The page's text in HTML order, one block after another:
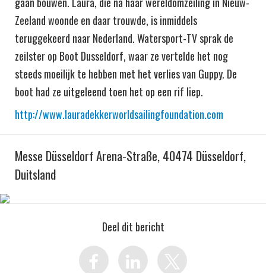
Zeeland woonde en daar trouwde, is inmiddels
teruggekeerd naar Nederland. Watersport-TV sprak de
zeilster op Boot Dusseldorf, waar ze vertelde het nog
steeds moeilijk te hebben met het verlies van Guppy. De
boot had ze uitgeleend toen het op een rif liep.
http://www.lauradekkerworldsailingfoundation.com
Messe Düsseldorf Arena-Straße, 40474 Düsseldorf,
Duitsland
Deel dit bericht